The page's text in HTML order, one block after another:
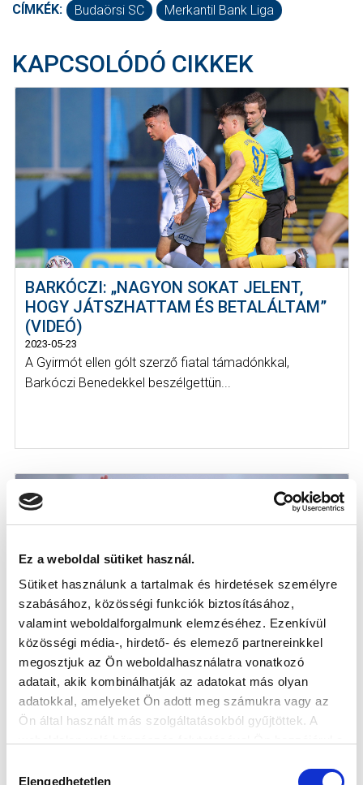
Ez a weboldal sütiket használ.
Sütiket használunk a tartalmak és hirdetések személyre
szabásához, közösségi funkciók biztosításához,
valamint weboldalforgalmunk elemzéséhez. Ezenkívül
közösségi média-, hirdető- és elemező partnereinkkel
megosztjuk az Ön weboldalhasználatra vonatkozó
adatait, akik kombinálhatják az adatokat más olyan
adatokkal, amelyeket Ön adott meg számukra vagy az
Ön által használt más szolgáltatásokból gyűjtöttek. A
Elengedhetetlen
CÍMKÉK: Budaörsi SC Merkantil Bank Liga
KAPCSOLÓDÓ CIKKEK
BARKÓCZI: „NAGYON SOKAT JELENT,
HOGY JÁTSZHATTAM ÉS BETALÁLTAM”
(VIDEÓ)
2023-05-23
A Gyirmót ellen gólt szerző fiatal támadónkkal,
Barkóczi Benedekkel beszélgettün...
HORVÁTH DÁVID: „MINDENKINEK
KÖSZÖNJÜK AZ EGÉSZ ÉVBEN
NYÚJTOTT TÁMOGATÁST” (VIDEÓ)
2023-05-22
Vezetőedzőnk, Horváth Dávid beszélt az idény utolsó